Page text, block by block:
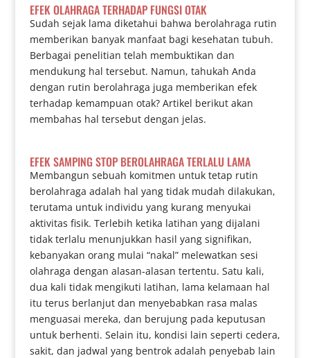
EFEK OLAHRAGA TERHADAP FUNGSI OTAK
Sudah sejak lama diketahui bahwa berolahraga rutin
memberikan banyak manfaat bagi kesehatan tubuh.
Berbagai penelitian telah membuktikan dan
mendukung hal tersebut. Namun, tahukah Anda
dengan rutin berolahraga juga memberikan efek
terhadap kemampuan otak? Artikel berikut akan
membahas hal tersebut dengan jelas.
EFEK SAMPING STOP BEROLAHRAGA TERLALU LAMA
Membangun sebuah komitmen untuk tetap rutin
berolahraga adalah hal yang tidak mudah dilakukan,
terutama untuk individu yang kurang menyukai
aktivitas fisik. Terlebih ketika latihan yang dijalani
tidak terlalu menunjukkan hasil yang signifikan,
kebanyakan orang mulai “nakal” melewatkan sesi
olahraga dengan alasan-alasan tertentu. Satu kali,
dua kali tidak mengikuti latihan, lama kelamaan hal
itu terus berlanjut dan menyebabkan rasa malas
menguasai mereka, dan berujung pada keputusan
untuk berhenti. Selain itu, kondisi lain seperti cedera,
sakit, dan jadwal yang bentrok adalah penyebab lain